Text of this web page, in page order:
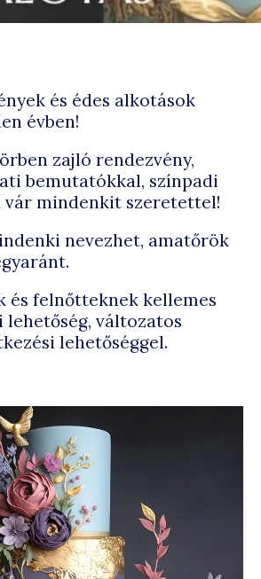
és édes alkotások
évben!
zajló rendezvény,
bemutatókkal, színpadi
mindenkit szeretettel!
nevezhet, amatőrök
és felnőtteknek kellemes
lehetőség, változatos
lehetőséggel.